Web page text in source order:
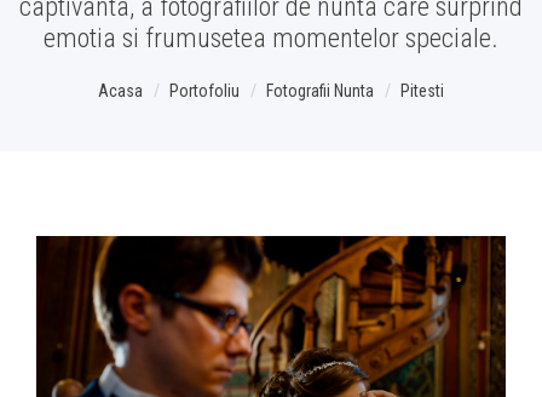
captivanta, a fotografiilor de nunta care surprind
emotia si frumusetea momentelor speciale.
Acasa Portofoliu Fotografii Nunta Pitesti